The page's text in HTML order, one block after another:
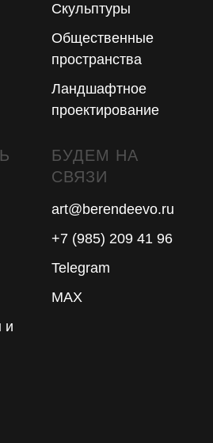
Скульптуры
Общественные
пространства
Ландшафтное
проектирование
и
БУДЕМ НА
СВЯЗИ
art@berendeevo.ru
+7 (985) 209 41 96
Telegram
MAX